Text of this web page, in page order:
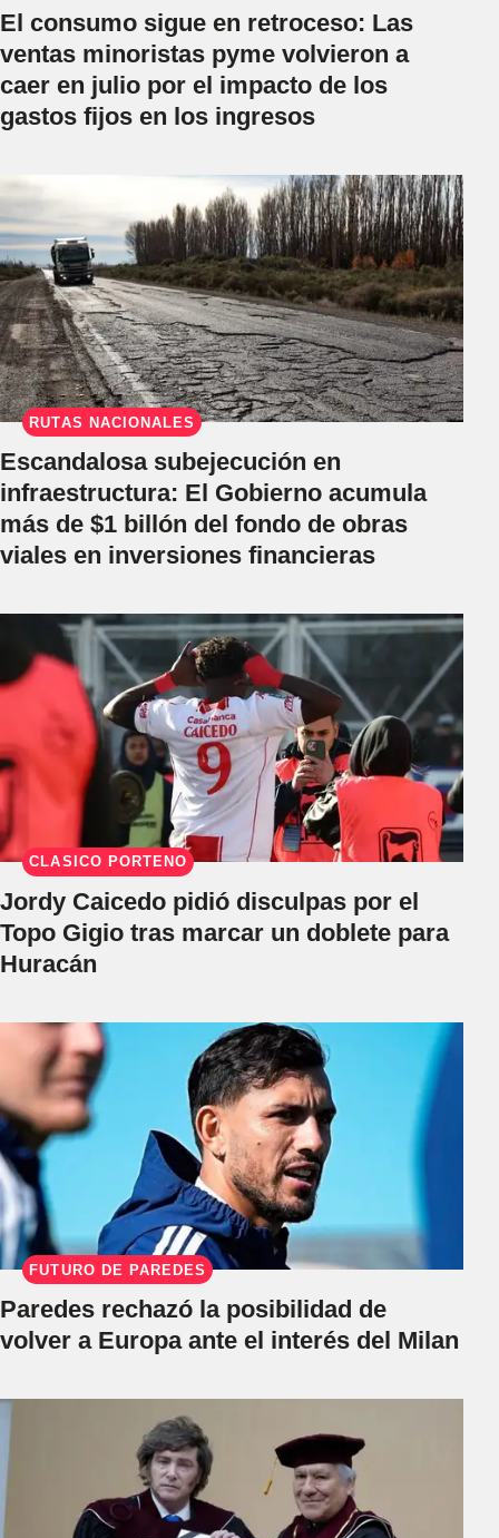
El consumo sigue en retroceso: Las
ventas minoristas pyme volvieron a
caer en julio por el impacto de los
gastos fijos en los ingresos
RUTAS NACIONALES
Escandalosa subejecución en
infraestructura: El Gobierno acumula
más de $1 billón del fondo de obras
viales en inversiones financieras
CLÁSICO PORTEÑO
Jordy Caicedo pidió disculpas por el
Topo Gigio tras marcar un doblete para
Huracán
FUTURO DE PAREDES
Paredes rechazó la posibilidad de
volver a Europa ante el interés del Milan